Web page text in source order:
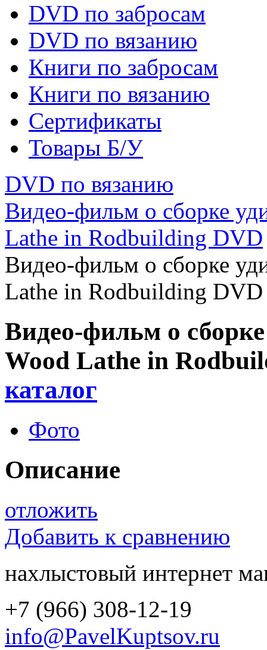
DVD по забросам
DVD по вязанию
Книги по забросам
Книги по вязанию
Cертификаты
Товары Б/У
DVD по вязанию
Видео-фильм о сборке
Lathe in Rodbuilding DVD
Видео-фильм о сборке
Lathe in Rodbuilding DVD
Видео-фильм о
Wood Lathe in
каталог
Фото
Описание
отложить
Добавить к сравнению
нахлыстовый интернет
+7 (966) 308-12-19
info@PavelKuptsov.ru